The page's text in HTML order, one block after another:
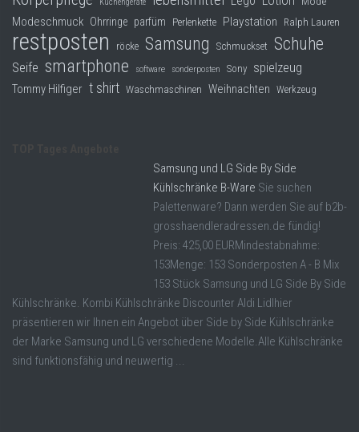
Küchengeräte
Modeschmuck Ohrringe parfüm Perlenkette Playstation Ralph Lauren
restposten röcke Samsung Schmuckset Schuhe
Seife smartphone software sonderposten Sony spielzeug
Tommy Hilfiger t shirt Waschmaschinen Weihnachten Werkzeug
Samsung und LG Side By Side
Kühlschränke B-Ware Sie suchen
Palettenware? Dann werden Sie auf b2b-
grosshaendleradressen.de fündig!
Preis: 425,00 EURMindestabnahme:
153Menge: 153 Sonderposten A - B Mix
153 Stück Samsung und LG Side By Side
Kühlschränke. Kombi Kühlschränke Discounter Aldi Lidlhier
präsentieren wir Ihnen ein Angebot über Side by Side Kühlschränke
der Marke Samsung und LG verschiedene Modelle.Alle Kühlschränke
sind funktionsfähig und neuwertig ...